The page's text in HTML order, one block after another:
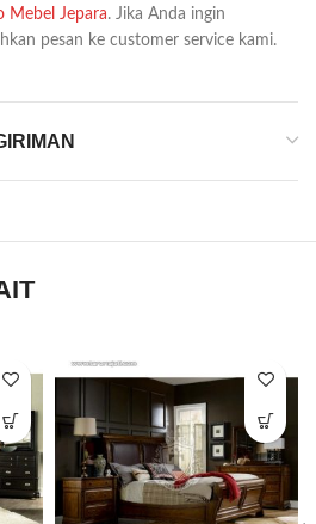
Mebel Jepara. Jika Anda ingin
pesan ke customer service kami.